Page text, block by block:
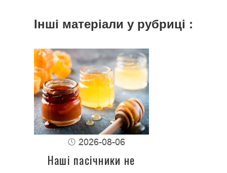
Інші матеріали у рубриці :
2026-08-06
Наші пасічники не